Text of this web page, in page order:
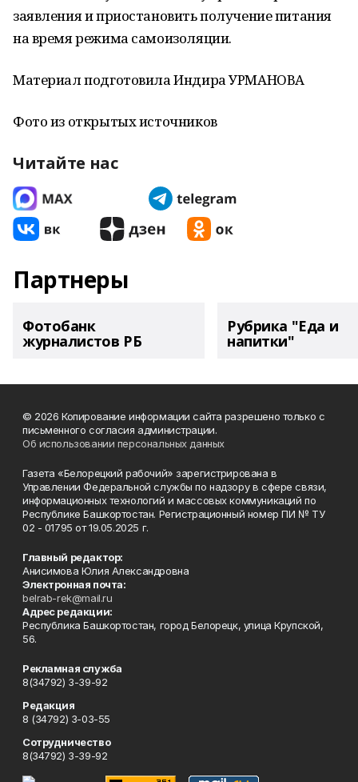
заявления и приостановить получение питания
на время режима самоизоляции.
Материал подготовила Индира УРМАНОВА
Фото из открытых источников
Читайте нас
Партнеры
Фотобанк
журналистов РБ
Рубрика "Еда и
напитки"
© 2026 Копирование информации сайта разрешено только с
письменного согласия администрации.
Об использовании персональных данных
Газета «Белорецкий рабочий» зарегистрирована в
Управлении Федеральной службы по надзору в сфере связи,
информационных технологий и массовых коммуникаций по
Республике Башкортостан. Регистрационный номер ПИ № ТУ
02 - 01795 от 19.05.2025 г.
Главный редактор:
Анисимова Юлия Александровна
Электронная почта:
belrab-rek@mail.ru
Адрес редакции:
Республика Башкортостан, город Белорецк, улица Крупской,
56.
Рекламная служба
8(34792) 3-39-92
Редакция
8 (34792) 3-03-55
Сотрудничество
8(34792) 3-39-92